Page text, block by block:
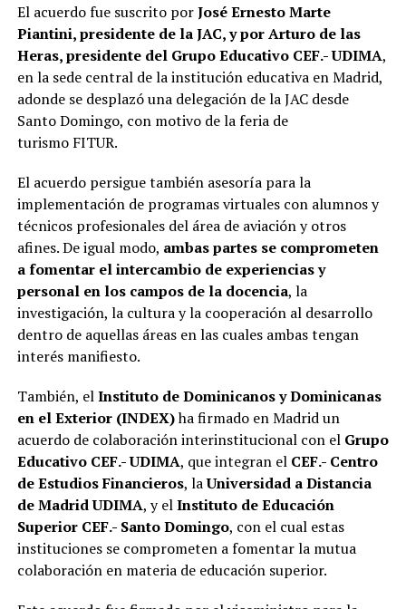
El acuerdo fue suscrito porJosé Ernesto Marte
Piantini, presidente de la JAC, y por Arturo de las
Heras, presidente del Grupo Educativo CEF.- UDIMA,
en la sede central de la institución educativa en Madrid,
adonde se desplazó una delegación de la JAC desde
Santo Domingo, con motivo de la feria de
turismo FITUR.
El acuerdo persigue también asesoría para la
implementación de programas virtuales con alumnos y
técnicos profesionales del área de aviación y otros
afines. De igual modo, ambas partes se comprometen
a fomentar el intercambio de experiencias y
personal en los campos de la docencia, la
investigación, la cultura y la cooperación al desarrollo
dentro de aquellas áreas en las cuales ambas tengan
interés manifiesto.
También, elInstituto de Dominicanos y Dominicanas
en el Exterior (INDEX)ha firmado en Madrid un
acuerdo de colaboración interinstitucional con el Grupo
Educativo CEF.- UDIMA, que integran el CEF.- Centro
de Estudios Financieros, laUniversidad a Distancia
de Madrid UDIMA, y elInstituto de Educación
Superior CEF.- Santo Domingo, con el cual estas
instituciones se comprometen a fomentar la mutua
colaboración en materia de educación superior.